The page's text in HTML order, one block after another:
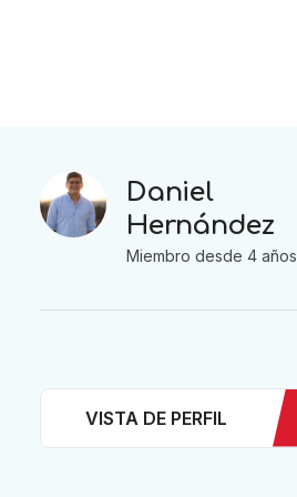
Daniel
Hernández
Miembro desde 4 años
VISTA DE PERFIL